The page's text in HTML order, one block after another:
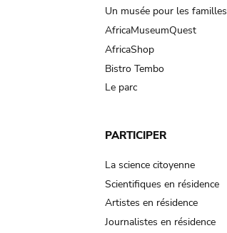
Un musée pour les familles
AfricaMuseumQuest
AfricaShop
Bistro Tembo
Le parc
PARTICIPER
La science citoyenne
Scientifiques en résidence
Artistes en résidence
Journalistes en résidence